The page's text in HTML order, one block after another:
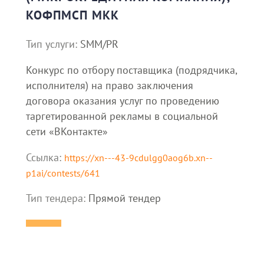
КОФПМСП МКК
Тип услуги: SMM/PR
Конкурс по отбору поставщика (подрядчика,
исполнителя) на право заключения
договора оказания услуг по проведению
таргетированной рекламы в социальной
сети «ВКонтакте»
Ссылка: https://xn---43-9cdulgg0aog6b.xn--
p1ai/contests/641
Тип тендера: Прямой тендер